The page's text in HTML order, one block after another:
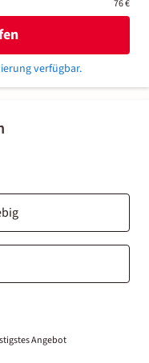
Angebot
76 €
verfügbar.